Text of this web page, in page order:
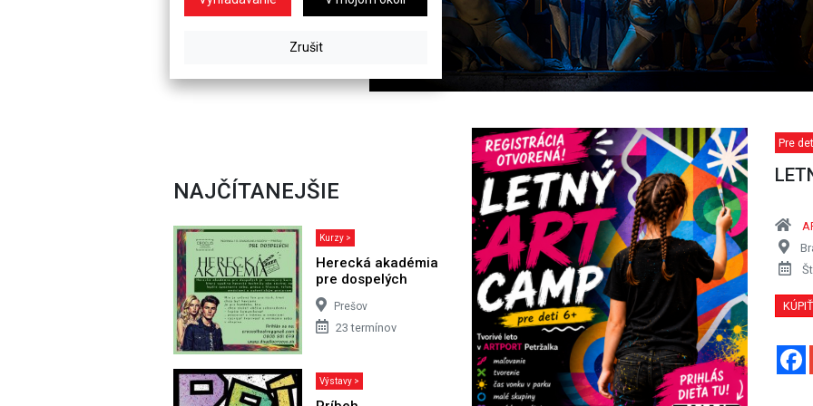
NAJČÍTANEJŠIE
Kurzy >
Herecká akadémia
pre dospelých
Prešov
23 termínov
Výstavy >
Pre